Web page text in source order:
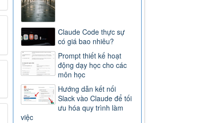
Claude Code thực sự
có giá bao nhiêu?
Prompt thiết kế hoạt
động dạy học cho các
môn học
Hướng dẫn kết nối
Slack vào Claude để tối
ưu hóa quy trình làm
việc